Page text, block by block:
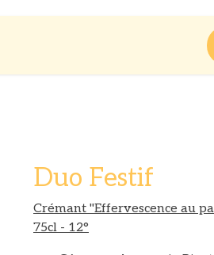
Duo Festif
Crémant "Effervescence au
75cl - 12°